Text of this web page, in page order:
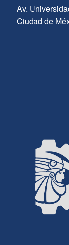
Av.
Ciudad de